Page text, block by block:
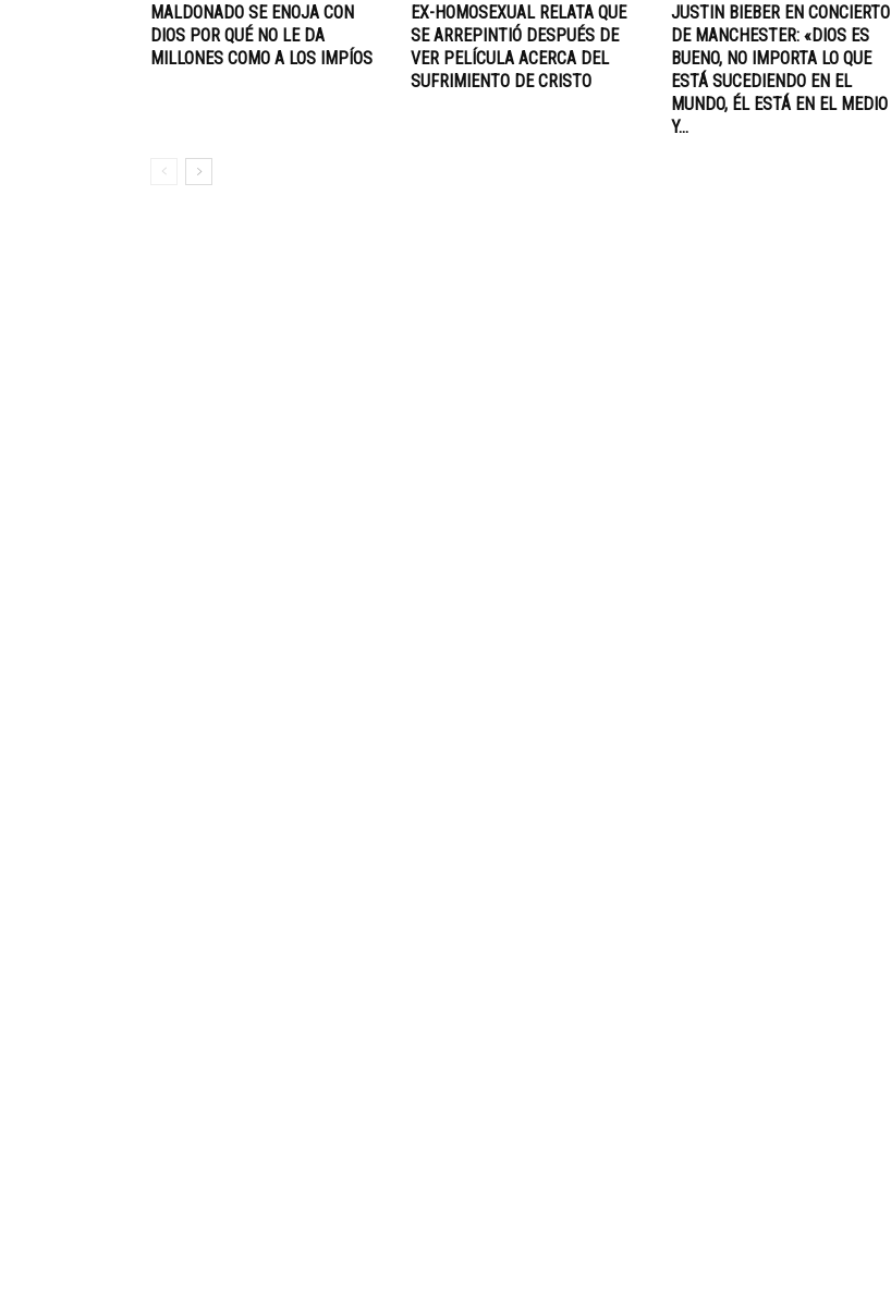
MALDONADO SE ENOJA CON
DIOS POR QUÉ NO LE DA
MILLONES COMO A LOS IMPÍOS
EX-HOMOSEXUAL RELATA QUE
SE ARREPINTIÓ DESPUÉS DE
VER PELÍCULA ACERCA DEL
SUFRIMIENTO DE CRISTO
JUSTIN BIEBER EN CONCIERTO
DE MANCHESTER: «DIOS ES
BUENO, NO IMPORTA LO QUE
ESTÁ SUCEDIENDO EN EL
MUNDO, ÉL ESTÁ EN EL MEDIO
Y...